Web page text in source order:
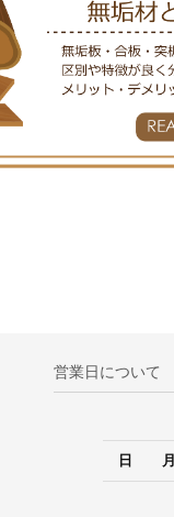
営業日について
日
月